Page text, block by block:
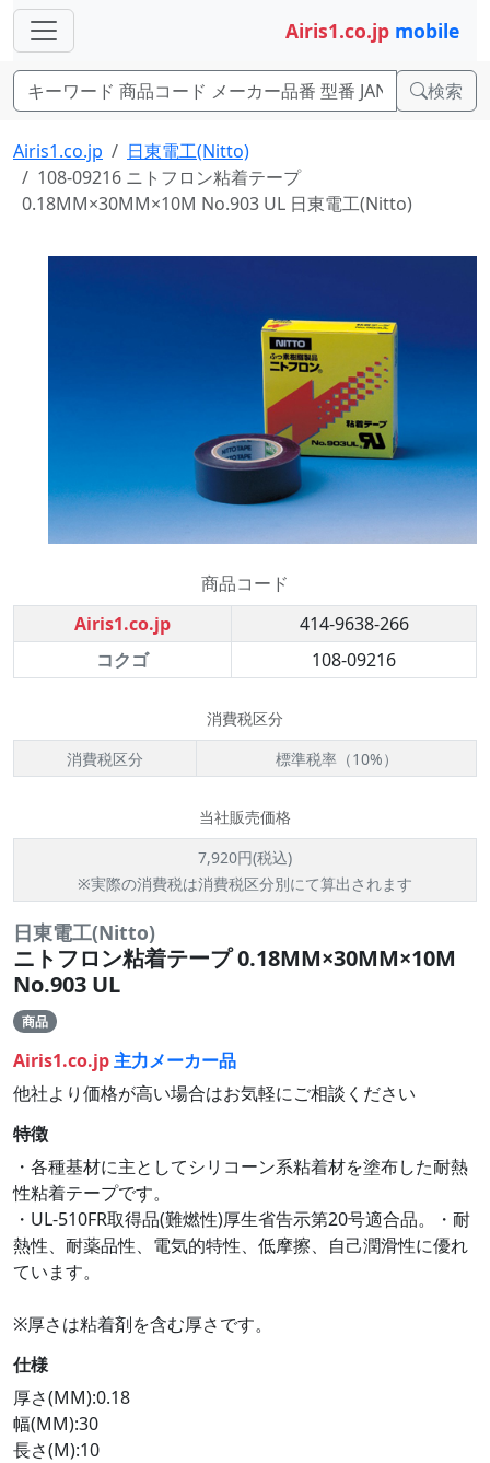
Airis1.co.jp mobile
検索
Airis1.co.jp
日東電工(Nitto)
108-09216 ニトフロン粘着テープ
0.18MM×30MM×10M No.903 UL 日東電工(Nitto)
商品コード
Airis1.co.jp
414-9638-266
コクゴ
108-09216
消費税区分
消費税区分
標準税率（10%）
当社販売価格
7,920円(税込)
※実際の消費税は消費税区分別にて算出されます
日東電工(Nitto)
ニトフロン粘着テープ 0.18MM×30MM×10M
No.903 UL
商品
Airis1.co.jp主力メーカー品
他社より価格が高い場合はお気軽にご相談ください
特徴
・各種基材に主としてシリコーン系粘着材を塗布した耐熱
性粘着テープです。
・UL-510FR取得品(難燃性)厚生省告示第20号適合品。・耐
熱性、耐薬品性、電気的特性、低摩擦、自己潤滑性に優れ
ています。
※厚さは粘着剤を含む厚さです。
仕様
厚さ(MM):0.18
幅(MM):30
長さ(M):10